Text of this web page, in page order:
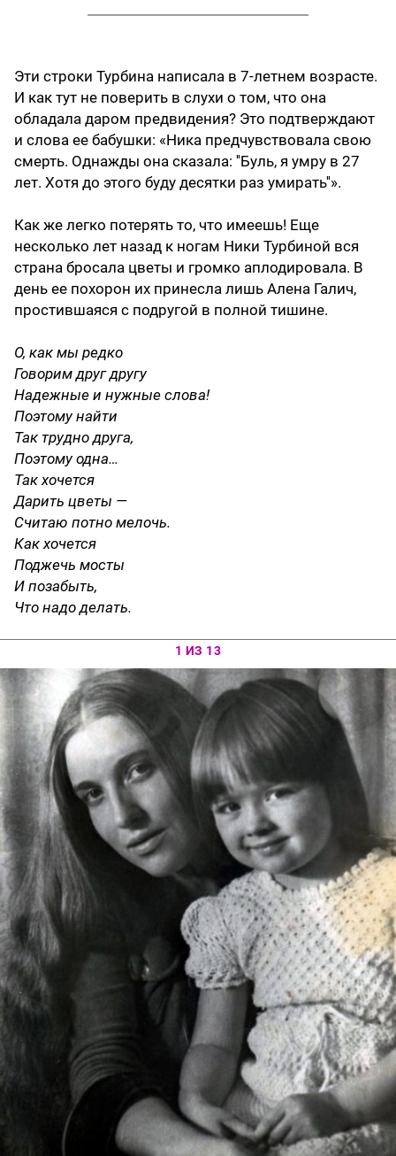
Эти строки Турбина написала в 7-летнем возрасте.
И как тут не поверить в слухи о том, что она
обладала даром предвидения? Это подтверждают
и слова ее бабушки: «Ника предчувствовала свою
смерть. Однажды она сказала: ''Буль, я умру в 27
лет. Хотя до этого буду десятки раз умирать''».
Как же легко потерять то, что имеешь! Еще
несколько лет назад к ногам Ники Турбиной вся
страна бросала цветы и громко аплодировала. В
день ее похорон их принесла лишь Алена Галич,
простившаяся с подругой в полной тишине.
О, как мы редко
Говорим друг другу
Надежные и нужные слова!
Поэтому найти
Так трудно друга,
Поэтому одна…
Так хочется
Дарить цветы —
Считаю потно мелочь.
Как хочется
Поджечь мосты
И позабыть,
Что надо делать.
1 ИЗ 13